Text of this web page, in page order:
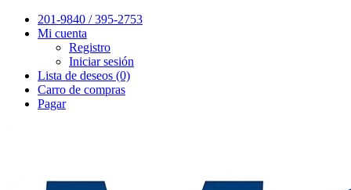
201-9840 / 395-2753
Mi cuenta
Registro
Iniciar sesión
Lista de deseos (0)
Carro de compras
Pagar